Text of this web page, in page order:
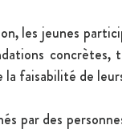
les jeunes
concrètes,
faisabilité de
par des